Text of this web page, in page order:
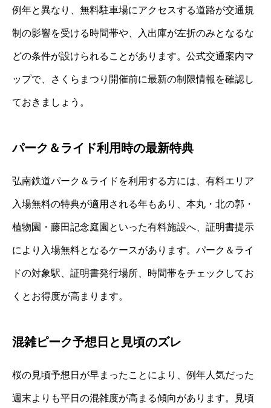
例年と異なり、無料駐車場にアクセスする道路が交通規
制の影響を受ける時間帯や、入出庫が左折のみとなるな
どの条件が設けられることがあります。公式交通案内マ
ップで、さくらまつり開催前に最新の制限情報を確認し
ておきましょう。
パーク＆ライド利用時の最新特典
弘南鉄道パーク＆ライドを利用する方には、有料エリア
入場無料の特典が適用される年もあり、本丸・北の郭・
植物園・藤田記念庭園といった有料施設へ、証明書提示
により入場無料となるケースがあります。パーク＆ライ
ドの対象駅、証明書発行場所、時間帯をチェックしてお
くとお得度が高まります。
混雑ピーク予想日と見頃のズレ
桜の見頃予想日が早まったことにより、例年人気だった
週末よりも平日の混雑度が高まる傾向があります。見頃